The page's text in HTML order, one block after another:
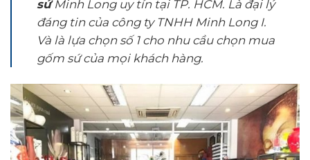
sứMinh Long uy tín tại TP. HCM. Là đại lý
đáng tin của công ty TNHH Minh Long I.
Và là lựa chọn số 1 cho nhu cầu chọn mua
gốm sứ của mọi khách hàng.